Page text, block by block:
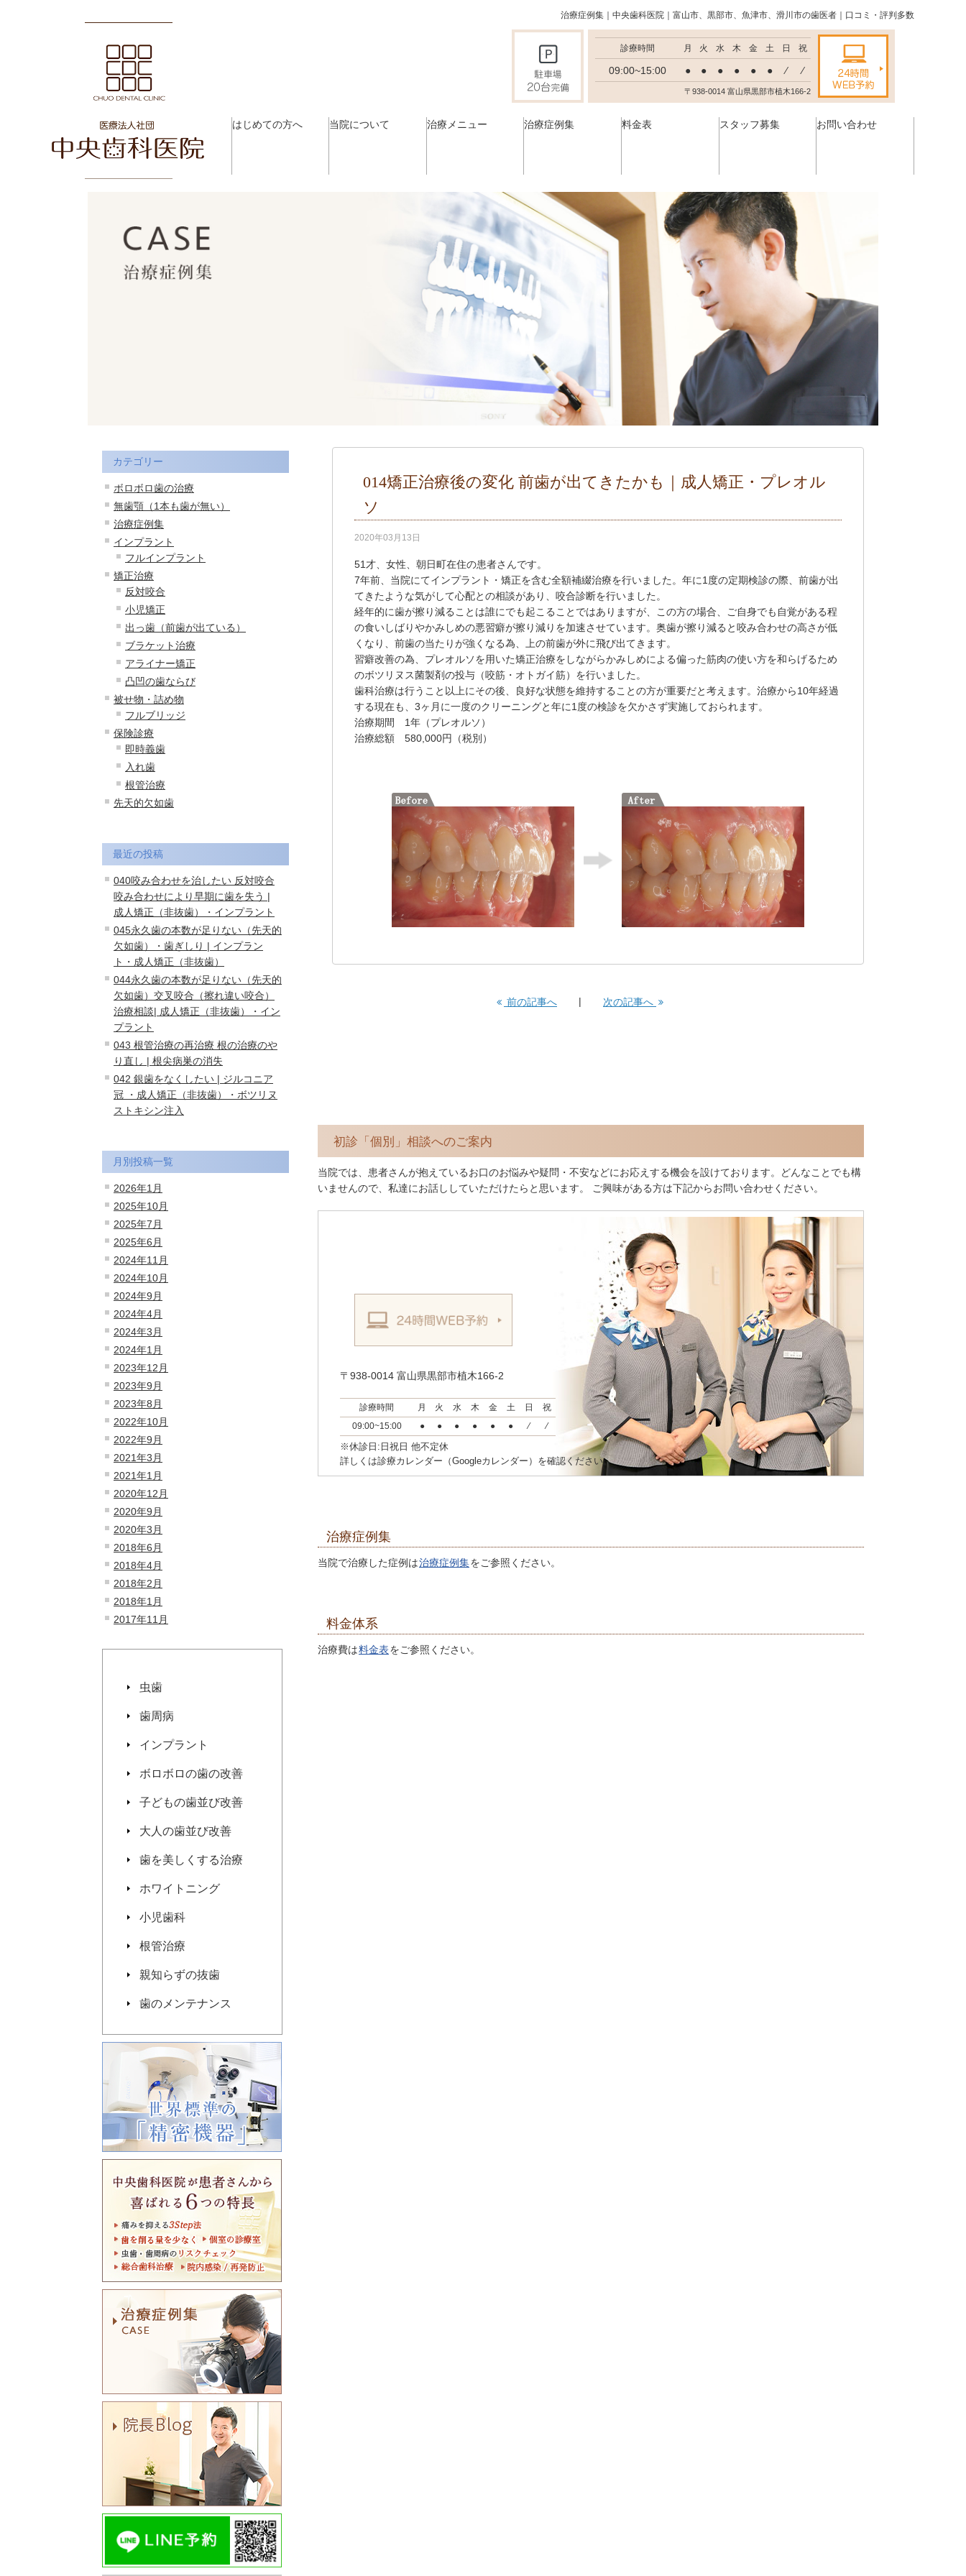
治療症例集｜中央歯科医院｜富山市、黒部市、魚津市、滑川市の歯医者｜口コミ・評判多数
診療時間 月 火 水 木 金 土 日 祝
09:00~15:00 ● ● ● ● ● ● ⁄ ⁄
〒938-0014 富山県黒部市植木166-2
はじめての方へ 当院について 治療メニュー 治療症例集 料金表 スタッフ募集 お問い合わせ
カテゴリー
ボロボロ歯の治療
無歯顎（1本も歯が無い）
治療症例集
インプラント
フルインプラント
矯正治療
反対咬合
小児矯正
出っ歯（前歯が出ている）
ブラケット治療
アライナー矯正
凸凹の歯ならび
被せ物・詰め物
フルブリッジ
保険診療
即時義歯
入れ歯
根管治療
先天的欠如歯
最近の投稿
040咬み合わせを治したい 反対咬合
咬み合わせにより早期に歯を失う |
成人矯正（非抜歯）・インプラント
045永久歯の本数が足りない（先天的
欠如歯）・歯ぎしり | インプラン
ト・成人矯正（非抜歯）
044永久歯の本数が足りない（先天的
欠如歯）交叉咬合（擦れ違い咬合）
治療相談| 成人矯正（非抜歯）・イン
プラント
043 根管治療の再治療 根の治療のや
り直し | 根尖病巣の消失
042 銀歯をなくしたい | ジルコニア
冠 ・成人矯正（非抜歯）・ボツリヌ
ストキシン注入
月別投稿一覧
2026年1月
2025年10月
2025年7月
2025年6月
2024年11月
2024年10月
2024年9月
2024年4月
2024年3月
2024年1月
2023年12月
2023年9月
2023年8月
2022年10月
2022年9月
2021年3月
2021年1月
2020年12月
2020年9月
2020年3月
2018年6月
2018年4月
2018年2月
2018年1月
2017年11月
虫歯
歯周病
インプラント
ボロボロの歯の改善
子どもの歯並び改善
大人の歯並び改善
歯を美しくする治療
ホワイトニング
小児歯科
根管治療
親知らずの抜歯
歯のメンテナンス
014矯正治療後の変化 前歯が出てきたかも｜成人矯正・プレオル
ソ
2020年03月13日
51才、女性、朝日町在住の患者さんです。
7年前、当院にてインプラント・矯正を含む全額補綴治療を行いました。年に1度の定期検診の際、前歯が出
てきたような気がして心配との相談があり、咬合診断を行いました。
経年的に歯が擦り減ることは誰にでも起こることではありますが、この方の場合、ご自身でも自覚がある程
の食いしばりやかみしめの悪習癖が擦り減りを加速させています。奥歯が擦り減ると咬み合わせの高さが低
くなり、前歯の当たりが強くなる為、上の前歯が外に飛び出てきます。
習癖改善の為、プレオルソを用いた矯正治療をしながらかみしめによる偏った筋肉の使い方を和らげるため
のボツリヌス菌製剤の投与（咬筋・オトガイ筋）を行いました。
歯科治療は行うこと以上にその後、良好な状態を維持することの方が重要だと考えます。治療から10年経過
する現在も、3ヶ月に一度のクリーニングと年に1度の検診を欠かさず実施しておられます。
治療期間 1年（プレオルソ）
治療総額 580,000円（税別）
前の記事へ 次の記事へ
初診「個別」相談へのご案内
当院では、患者さんが抱えているお口のお悩みや疑問・不安などにお応えする機会を設けております。どんなことでも構
いませんので、私達にお話ししていただけたらと思います。 ご興味がある方は下記からお問い合わせください。
〒938-0014 富山県黒部市植木166-2
診療時間 月 火 水 木 金 土 日
祝
09:00~15:00
● ● ● ● ● ● ⁄ ⁄
※休診日:日祝日 他不定休
詳しくは診療カレンダー（Googleカレンダー）を確認ください。
治療症例集
当院で治療した症例は治療症例集をご参照ください。
料金体系
治療費は料金表をご参照ください。